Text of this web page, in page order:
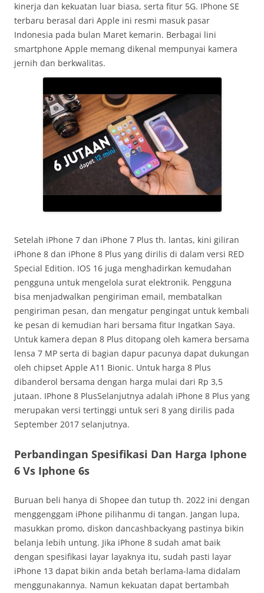
kinerja dan kekuatan luar biasa, serta fitur 5G. IPhone SE
terbaru berasal dari Apple ini resmi masuk pasar
Indonesia pada bulan Maret kemarin. Berbagai lini
smartphone Apple memang dikenal mempunyai kamera
jernih dan berkwalitas.
Setelah iPhone 7 dan iPhone 7 Plus th. lantas, kini giliran
iPhone 8 dan iPhone 8 Plus yang dirilis di dalam versi RED
Special Edition. IOS 16 juga menghadirkan kemudahan
pengguna untuk mengelola surat elektronik. Pengguna
bisa menjadwalkan pengiriman email, membatalkan
pengiriman pesan, dan mengatur pengingat untuk kembali
ke pesan di kemudian hari bersama fitur Ingatkan Saya.
Untuk kamera depan 8 Plus ditopang oleh kamera bersama
lensa 7 MP serta di bagian dapur pacunya dapat dukungan
oleh chipset Apple A11 Bionic. Untuk harga 8 Plus
dibanderol bersama dengan harga mulai dari Rp 3,5
jutaan. IPhone 8 PlusSelanjutnya adalah iPhone 8 Plus yang
merupakan versi tertinggi untuk seri 8 yang dirilis pada
September 2017 selanjutnya.
Perbandingan Spesifikasi Dan Harga Iphone
6 Vs Iphone 6s
Buruan beli hanya di Shopee dan tutup th. 2022 ini dengan
menggenggam iPhone pilihanmu di tangan. Jangan lupa,
masukkan promo, diskon dancashbackyang pastinya bikin
belanja lebih untung. Jika iPhone 8 sudah amat baik
dengan spesifikasi layar layaknya itu, sudah pasti layar
iPhone 13 dapat bikin anda betah berlama-lama didalam
menggunakannya. Namun kekuatan dapat bertambah